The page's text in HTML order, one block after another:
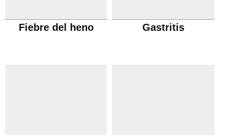
Fiebre del heno Gastritis